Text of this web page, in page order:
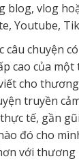
blog, vlog
Youtube,
câu chuyện
cao của
cho
truyền
tế, gần
đó cho
với thương